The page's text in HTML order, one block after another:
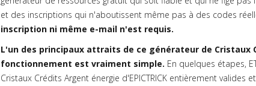
et des inscriptions qui n'aboutissent même pas à des codes
inscription ni même e-mail n'est requis.
L'un des principaux attraits de ce générateur de Cristaux
fonctionnement est vraiment simple. En quelques étapes,
Cristaux Crédits Argent énergie d'EPICTRICK entièrement